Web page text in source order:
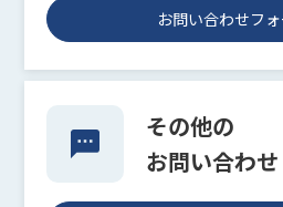
お問い合わせフ
その他の
お問い合わせ